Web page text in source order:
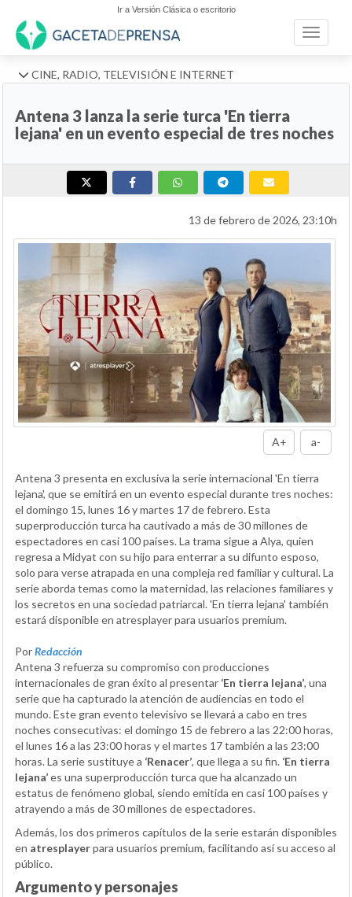
Ir a Versión Clásica o escritorio
Toggle
CINE, RADIO, TELEVISIÓN E INTERNET
Antena 3 lanza la serie turca 'En tierra
lejana' en un evento especial de tres noches
13 de febrero de 2026, 23:10h
A+ a-
Antena 3 presenta en exclusiva la serie internacional 'En tierra
lejana', que se emitirá en un evento especial durante tres noches:
el domingo 15, lunes 16 y martes 17 de febrero. Esta
superproducción turca ha cautivado a más de 30 millones de
espectadores en casi 100 países. La trama sigue a Alya, quien
regresa a Midyat con su hijo para enterrar a su difunto esposo,
solo para verse atrapada en una compleja red familiar y cultural. La
serie aborda temas como la maternidad, las relaciones familiares y
los secretos en una sociedad patriarcal. 'En tierra lejana' también
estará disponible en atresplayer para usuarios premium.
PorRedacción
Antena 3 refuerza su compromiso con producciones
internacionales de gran éxito al presentar ‘En tierra lejana’, una
serie que ha capturado la atención de audiencias en todo el
mundo. Este gran evento televisivo se llevará a cabo en tres
noches consecutivas: el domingo 15 de febrero a las 22:00 horas,
el lunes 16 a las 23:00 horas y el martes 17 también a las 23:00
horas. La serie sustituye a ‘Renacer’, que llega a su fin. ‘En tierra
lejana’es una superproducción turca que ha alcanzado un
estatus de fenómeno global, siendo emitida en casi 100 países y
atrayendo a más de 30 millones de espectadores.
Además, los dos primeros capítulos de la serie estarán disponibles
en atresplayerpara usuarios premium, facilitando así su acceso al
público.
Argumento y personajes